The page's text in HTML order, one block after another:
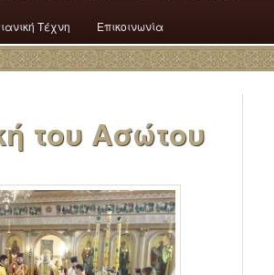
Τέχνη Επικοινωνία
του Ασώτου